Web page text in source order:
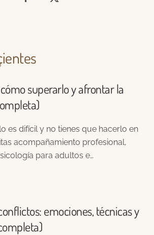
superarlo y afrontar la
es difícil y no tienes que hacerlo en
acompañamiento profesional,
para adultos e…
emociones, técnicas y